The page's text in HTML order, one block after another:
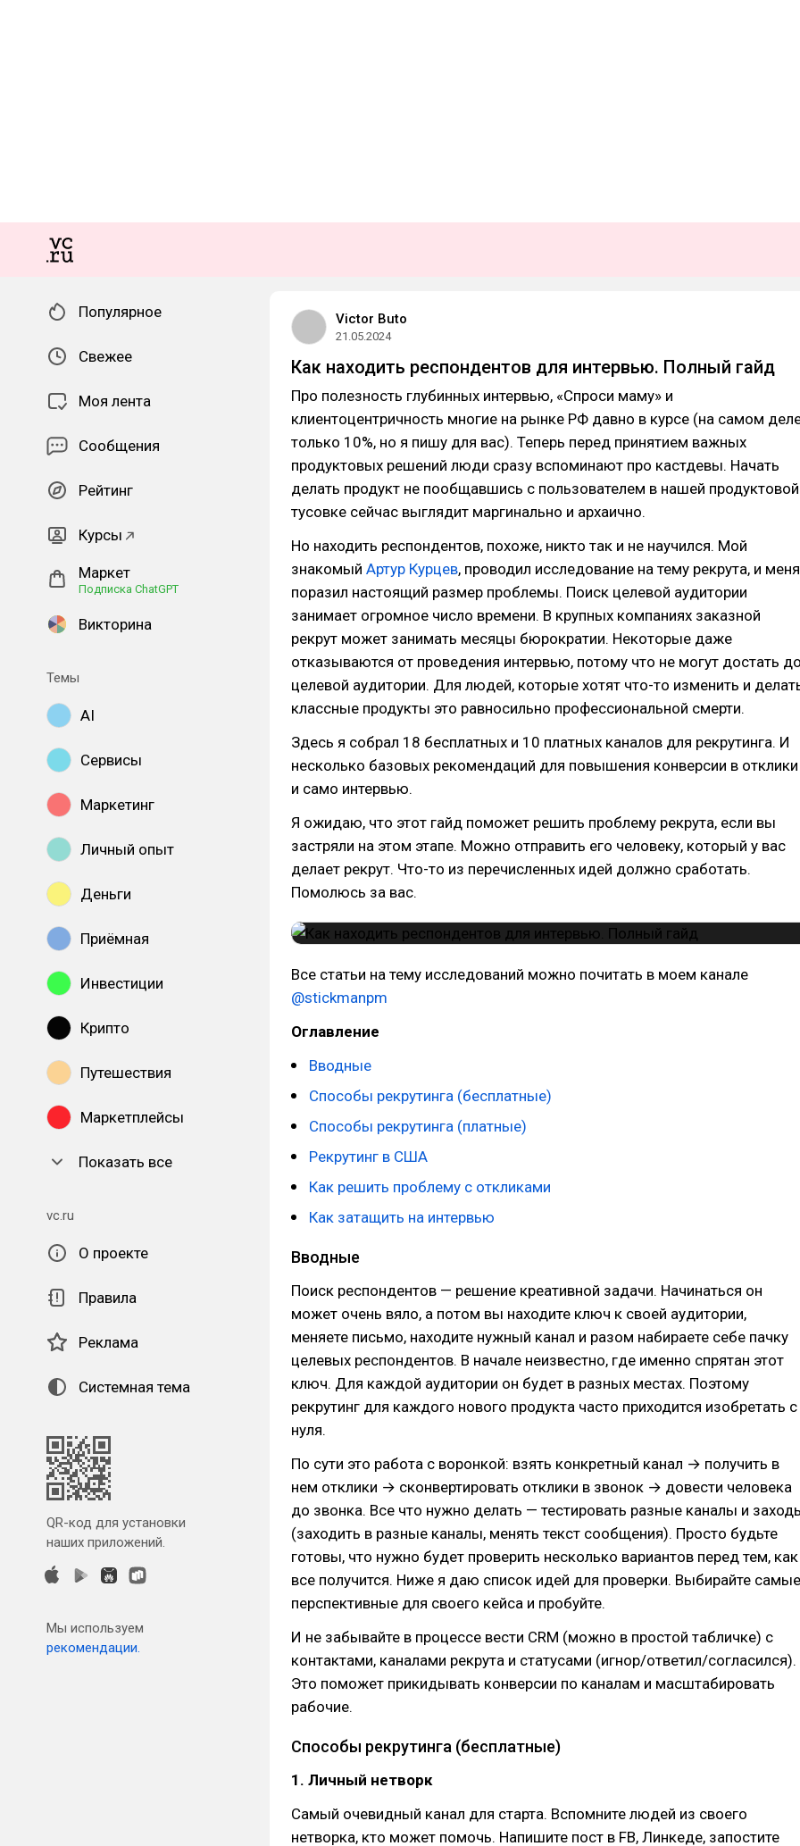
Популярное
Свежее
Моя лента
Сообщения
Рейтинг
Курсы
Маркет
Подписка ChatGPT
Викторина
Темы
AI
Сервисы
Маркетинг
Личный опыт
Деньги
Приёмная
Инвестиции
Крипто
Путешествия
Маркетплейсы
Показать все
vc.ru
О проекте
Правила
Реклама
Системная тема
QR-код для установки
наших приложений.
Мы используем
рекомендации.
Victor Buto
21.05.2024
Как находить респондентов для интервью. Полный гайд
Про полезность глубинных интервью, «Спроси маму» и
клиентоцентричность многие на рынке РФ давно в курсе (на самом
только 10%, но я пишу для вас). Теперь перед принятием важных
продуктовых решений люди сразу вспоминают про кастдевы. Начать
делать продукт не пообщавшись с пользователем в нашей продуктовой
тусовке сейчас выглядит маргинально и архаично.
Но находить респондентов, похоже, никто так и не научился. Мой
знакомый Артур Курцев, проводил исследование на тему рекрута, и меня
поразил настоящий размер проблемы. Поиск целевой аудитории
занимает огромное число времени. В крупных компаниях заказной
рекрут может занимать месяцы бюрократии. Некоторые даже
отказываются от проведения интервью, потому что не могут достать
целевой аудитории. Для людей, которые хотят что-то изменить и
классные продукты это равносильно профессиональной смерти.
Здесь я собрал 18 бесплатных и 10 платных каналов для рекрутинга. И
несколько базовых рекомендаций для повышения конверсии в отклики
и само интервью.
Я ожидаю, что этот гайд поможет решить проблему рекрута, если вы
застряли на этом этапе. Можно отправить его человеку, который у вас
делает рекрут. Что-то из перечисленных идей должно сработать.
Помолюсь за вас.
Все статьи на тему исследований можно почитать в моем канале
@stickmanpm
Оглавление
Вводные
Способы рекрутинга (бесплатные)
Способы рекрутинга (платные)
Рекрутинг в США
Как решить проблему с откликами
Как затащить на интервью
Вводные
Поиск респондентов — решение креативной задачи. Начинаться он
может очень вяло, а потом вы находите ключ к своей аудитории,
меняете письмо, находите нужный канал и разом набираете себе пачку
целевых респондентов. В начале неизвестно, где именно спрятан этот
ключ. Для каждой аудитории он будет в разных местах. Поэтому
рекрутинг для каждого нового продукта часто приходится изобретать с
нуля.
По сути это работа с воронкой: взять конкретный канал → получить в
нем отклики → сконвертировать отклики в звонок → довести человека
до звонка. Все что нужно делать — тестировать разные каналы и
(заходить в разные каналы, менять текст сообщения). Просто будьте
готовы, что нужно будет проверить несколько вариантов перед тем, как
все получится. Ниже я даю список идей для проверки. Выбирайте самые
перспективные для своего кейса и пробуйте.
И не забывайте в процессе вести CRM (можно в простой табличке) с
контактами, каналами рекрута и статусами (игнор/ответил/согласился).
Это поможет прикидывать конверсии по каналам и масштабировать
рабочие.
Способы рекрутинга (бесплатные)
1. Личный нетворк
Самый очевидный канал для старта. Вспомните людей из своего
нетворка, кто может помочь. Напишите пост в FB, Линкеде, запостите